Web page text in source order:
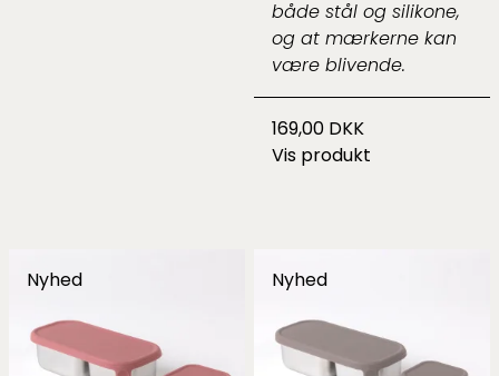
både stål og silikone,
og at mærkerne kan
være blivende.
169,00 DKK
Vis produkt
Nyhed Nyhed